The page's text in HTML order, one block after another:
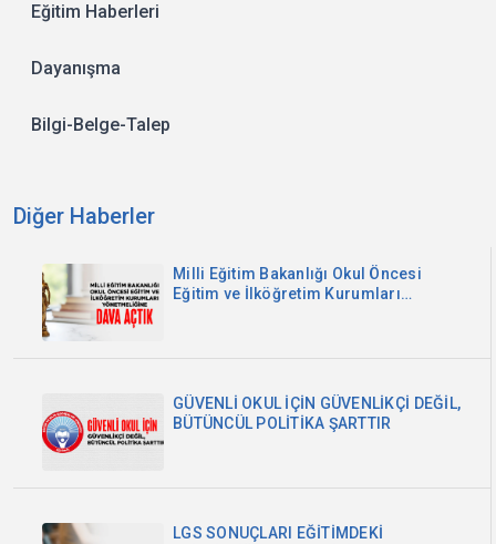
Eğitim Haberleri
Dayanışma
Bilgi-Belge-Talep
Diğer Haberler
Milli Eğitim Bakanlığı Okul Öncesi
Eğitim ve İlköğretim Kurumları
GÜVENLİ OKUL İÇİN GÜVENLİKÇİ DEĞİL,
BÜTÜNCÜL POLİTİKA ŞARTTIR
LGS SONUÇLARI EĞİTİMDEKİ